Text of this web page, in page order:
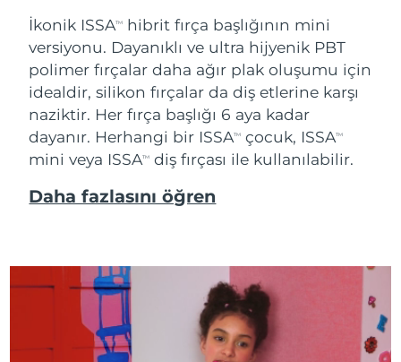
İkonik ISSATM
hibrit fırça başlığının mini
versiyonu. Dayanıklı ve ultra hijyenik PBT
polimer fırçalar daha ağır plak oluşumu için
idealdir, silikon fırçalar da diş etlerine karşı
naziktir. Her fırça başlığı 6 aya kadar
dayanır. Herhangi bir ISSATM çocuk, ISSATM
mini veya ISSATM diş fırçası ile kullanılabilir.
Daha fazlasını öğren